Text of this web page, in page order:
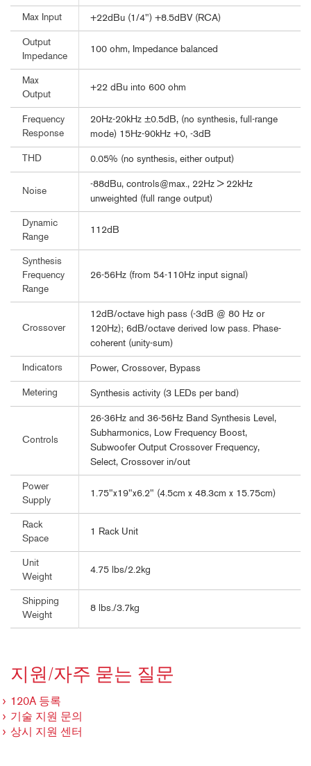
Max Input +22dBu (1/4") +8.5dBV (RCA)
Output
Impedance
100 ohm, Impedance balanced
Max
Output
+22 dBu into 600 ohm
Frequency
Response
20Hz-20kHz ±0.5dB, (no synthesis, full-range
mode) 15Hz-90kHz +0, -3dB
THD 0.05% (no synthesis, either output)
Noise
-88dBu, controls@max., 22Hz > 22kHz
unweighted (full range output)
Dynamic
Range
112dB
Synthesis
Frequency
Range
26-56Hz (from 54-110Hz input signal)
Crossover
12dB/octave high pass (-3dB @ 80 Hz or
120Hz); 6dB/octave derived low pass. Phase-
coherent (unity-sum)
Indicators Power, Crossover, Bypass
Metering Synthesis activity (3 LEDs per band)
Controls
26-36Hz and 36-56Hz Band Synthesis Level,
Subharmonics, Low Frequency Boost,
Subwoofer Output Crossover Frequency,
Select, Crossover in/out
Power
Supply
1.75"x19"x6.2" (4.5cm x 48.3cm x 15.75cm)
Rack
Space
1 Rack Unit
Unit
Weight
4.75 lbs/2.2kg
Shipping
Weight
8 lbs./3.7kg
지원/자주 묻는 질문
120A 등록
기술 지원 문의
상시 지원 센터